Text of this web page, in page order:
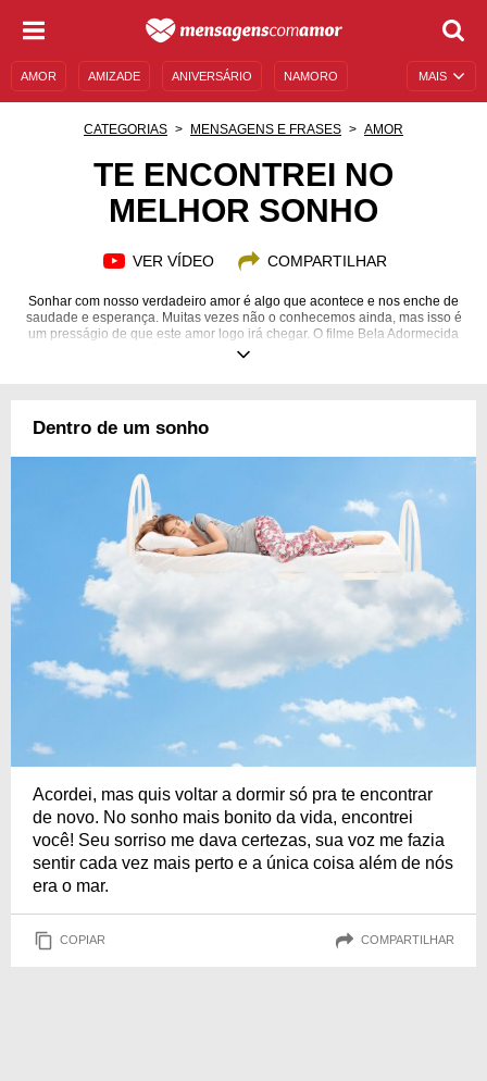
MAIS
AMOR AMIZADE ANIVERSÁRIO NAMORO
MENSAGENS E FRASES MENSAGENS DE ANIVERSÁRIO
CATEGORIAS MENSAGENS E FRASES AMOR
TE ENCONTREI NO
MELHOR SONHO
VER VÍDEO COMPARTILHAR
Sonhar com nosso verdadeiro amor é algo que acontece e nos enche de
saudade e esperança. Muitas vezes não o conhecemos ainda, mas isso é
um presságio de que este amor logo irá chegar. O filme Bela Adormecida
traz uma bela canção sobre um casal que já se conhece por meio de
ignorá-los! Quando um sonho nos mostra alguém, é hora de abrir o peito
Dentro de um sonho
Acordei, mas quis voltar a dormir só pra te encontrar
de novo. No sonho mais bonito da vida, encontrei
você! Seu sorriso me dava certezas, sua voz me fazia
sentir cada vez mais perto e a única coisa além de nós
era o mar.
COPIAR COMPARTILHAR